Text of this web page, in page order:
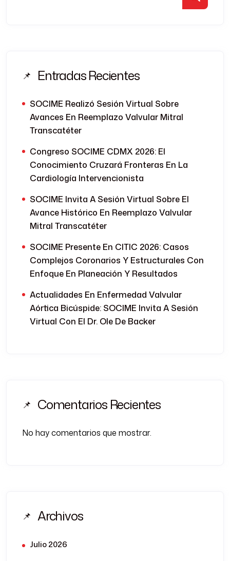
Entradas Recientes
SOCIME Realizó Sesión Virtual Sobre
Avances En Reemplazo Valvular Mitral
Transcatéter
Congreso SOCIME CDMX 2026: El
Conocimiento Cruzará Fronteras En La
Cardiología Intervencionista
SOCIME Invita A Sesión Virtual Sobre El
Avance Histórico En Reemplazo Valvular
Mitral Transcatéter
SOCIME Presente En CITIC 2026: Casos
Complejos Coronarios Y Estructurales Con
Enfoque En Planeación Y Resultados
Actualidades En Enfermedad Valvular
Aórtica Bicúspide: SOCIME Invita A Sesión
Virtual Con El Dr. Ole De Backer
Comentarios Recientes
No hay comentarios que mostrar.
Archivos
Julio 2026